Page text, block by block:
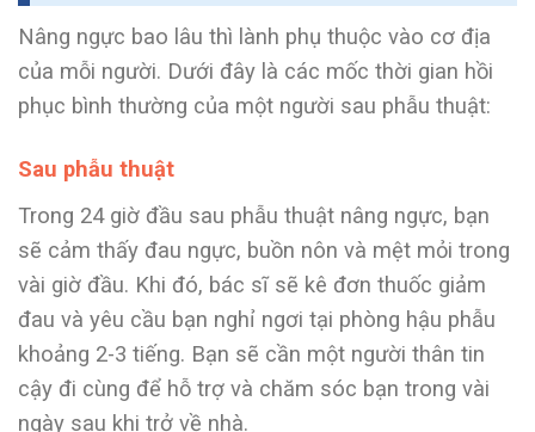
Nâng ngực bao lâu thì lành phụ thuộc vào cơ địa
của mỗi người. Dưới đây là các mốc thời gian hồi
phục bình thường của một người sau phẫu thuật:
Sau phẫu thuật
Trong 24 giờ đầu sau phẫu thuật nâng ngực, bạn
sẽ cảm thấy đau ngực, buồn nôn và mệt mỏi trong
vài giờ đầu. Khi đó, bác sĩ sẽ kê đơn thuốc giảm
đau và yêu cầu bạn nghỉ ngơi tại phòng hậu phẫu
khoảng 2-3 tiếng. Bạn sẽ cần một người thân tin
cậy đi cùng để hỗ trợ và chăm sóc bạn trong vài
ngày sau khi trở về nhà.